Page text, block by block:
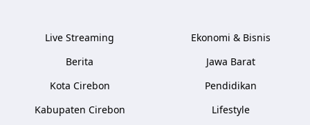
Live Streaming
Berita
Kota Cirebon
Kabupaten Cirebon
Ekonomi & Bisnis
Jawa Barat
Pendidikan
Lifestyle